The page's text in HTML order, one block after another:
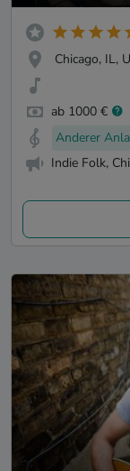
Chicago, IL,
ab 1000 €
Anderer
Indie Folk,